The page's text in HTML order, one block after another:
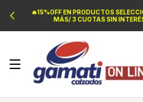
🔥15%OFF EN PRODUCTOS
MÁS/ 3 CUOTAS SIN